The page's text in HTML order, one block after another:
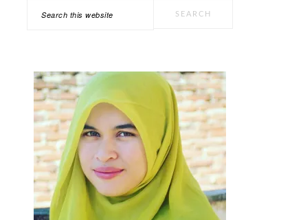
PRIMARY
Search